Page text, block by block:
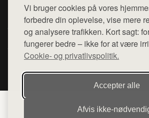
Vi bruger cookies på vores
forbedre din oplevelse, vise mere
og analysere trafikken. Kort sagt:
fungerer bedre – ikke for at være
Cookie- og privatlivspolitik.
Accepter alle
Afvis
Denne side er en del af want.dk, der
hjemmesider med præsentation af
diverse webshops. Der sælges ikke varer
henviser til de shops, som sælger varen. Vi
varerne på lager.
© 2026 urbanbiker.dk. Alle